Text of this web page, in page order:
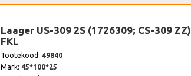
Laager US-309 2S (1726309; CS-309 ZZ)
FKL
Tootekood: 49840
Mark: 45*100*25